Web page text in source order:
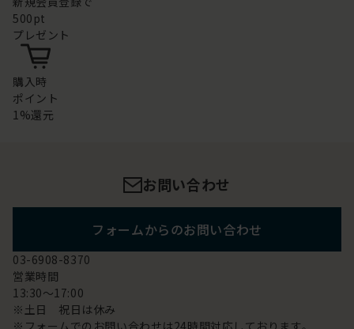
500pt
プレゼント
購入時
ポイント
1%還元
お問い合わせ
フォームからのお問い合わせ
03-6908-8370
営業時間
13:30～17:00
※土日 祝日は休み